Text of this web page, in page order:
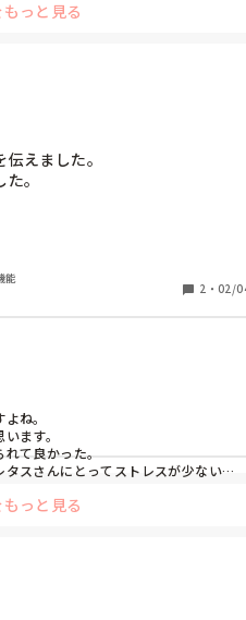
っと見る
えました。
。
んできた理不尽なヤツがいたこ
この事は私の胸に留めとくか
です」って即答しました（笑）
て言われたけど、すぐに「そうな
耐、根性で乗り越えるなんて、も
忍耐と根性でやりきろうと思いま
能
2 ・ 02/
ね。
ます。
れて良かった。
スさんにとってストレスが少ない
っと見る